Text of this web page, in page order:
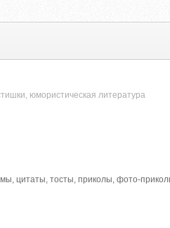
юмористическая литература
цитаты, тосты, приколы, фото-